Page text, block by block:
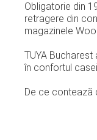
Obligatorie din
retragere din
magazinele
TUYA
în confortul
De ce contează